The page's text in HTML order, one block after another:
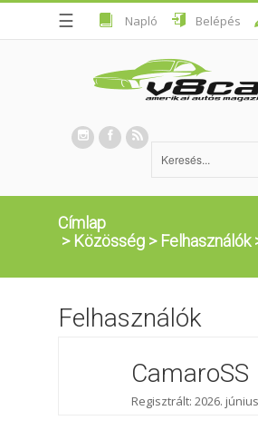
☰ Napló Belépés
Címlap
> Közösség > Felhasználók
Felhasználók
CamaroSS
Regisztrált: 2026.